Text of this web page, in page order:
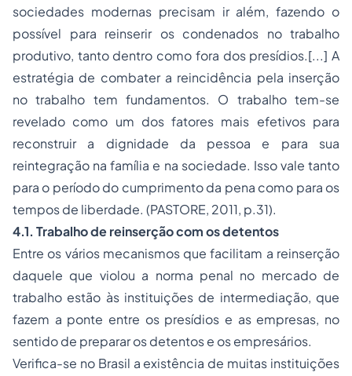
sociedades modernas precisam ir além, fazendo o
possível para reinserir os condenados no trabalho
produtivo, tanto dentro como fora dos presídios.[...] A
estratégia de combater a reincidência pela inserção
no trabalho tem fundamentos. O trabalho tem-se
revelado como um dos fatores mais efetivos para
reconstruir a dignidade da pessoa e para sua
reintegração na família e na sociedade. Isso vale tanto
para o período do cumprimento da pena como para os
tempos de liberdade. (PASTORE, 2011, p.31).
4.1. Trabalho de reinserção com os detentos
Entre os vários mecanismos que facilitam a reinserção
daquele que violou a norma penal no mercado de
trabalho estão às instituições de intermediação, que
fazem a ponte entre os presídios e as empresas, no
sentido de preparar os detentos e os empresários.
Verifica-se no Brasil a existência de muitas instituições